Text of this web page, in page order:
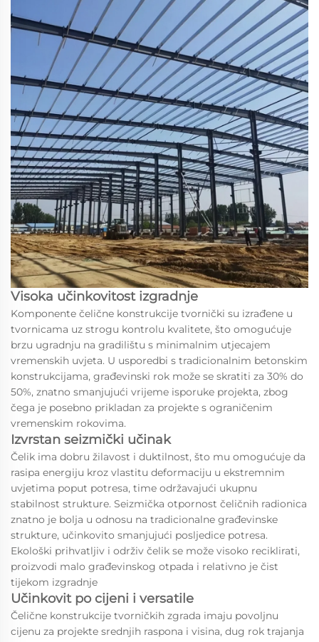
Visoka učinkovitost izgradnje
Komponente čelične konstrukcije tvornički su izrađene u
tvornicama uz strogu kontrolu kvalitete, što omogućuje
brzu ugradnju na gradilištu s minimalnim utjecajem
vremenskih uvjeta. U usporedbi s tradicionalnim betonskim
konstrukcijama, građevinski rok može se skratiti za 30% do
50%, znatno smanjujući vrijeme isporuke projekta, zbog
čega je posebno prikladan za projekte s ograničenim
vremenskim rokovima.
Izvrstan seizmički učinak
Čelik ima dobru žilavost i duktilnost, što mu omogućuje da
rasipa energiju kroz vlastitu deformaciju u ekstremnim
uvjetima poput potresa, time održavajući ukupnu
stabilnost strukture. Seizmička otpornost čeličnih radionica
znatno je bolja u odnosu na tradicionalne građevinske
strukture, učinkovito smanjujući posljedice potresa.
Ekološki prihvatljiv i održiv čelik se može visoko reciklirati,
proizvodi malo građevinskog otpada i relativno je čist
tijekom izgradnje
Učinkovit po cijeni i versatile
Čelične konstrukcije tvorničkih zgrada imaju povoljnu
cijenu za projekte srednjih raspona i visina, dug rok trajanja